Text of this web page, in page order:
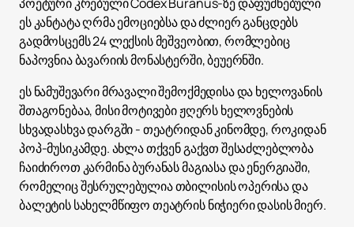
პოეტური კრებული Codex Buranus-ზე დაფუძნებული
ეს კანტატა ღრმა ემოციებსა და ძლიერ განცდებს
გადმოსცემს 24 ლექსის მეშვეობით, რომლებიც
ნაპოვნია ბავარიის მონასტერში, ბეუერნში.
ეს ნამუშევარი მრავალი შემოქმედისა და ხელოვანის
შთაგონებაა, მისი მოტივები ჟღერს ხელოვნების
სხვადასხვა დარგში - თეატრიდან კინომდე, როკიდან
პოპ-მუსიკამდე. ახლა თქვენ გაქვთ შესაძლებლობა
ჩაიძიროთ კარმინა ბურანას მაგიასა და ენერგიაში,
რომელიც შესრულებულია თბილისის ოპერისა და
ბალეტის სახელმწიფო თეატრის ნიჭიერი დასის მიერ.